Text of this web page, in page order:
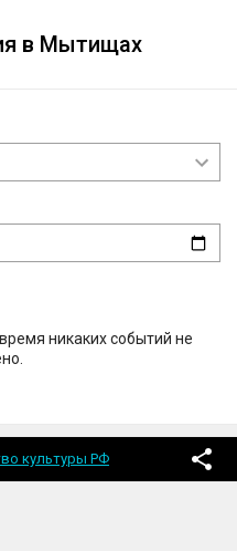
в Мытищах
никаких событий не
культуры РФ